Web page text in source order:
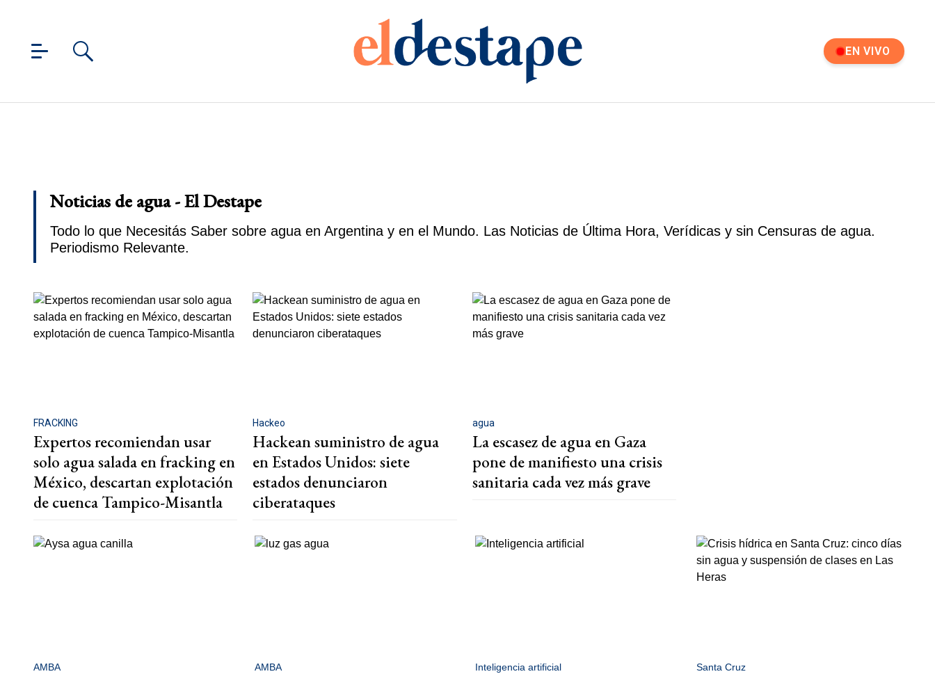
EN VIVO
Noticias de agua - El Destape
Todo lo que Necesitás Saber sobre agua en Argentina y en el Mundo. Las Noticias de Última Hora, Verídicas y sin Censuras de agua.
Periodismo Relevante.
FRACKING
Expertos recomiendan usar
solo agua salada en fracking en
México, descartan explotación
de cuenca Tampico-Misantla
Hackeo
Hackean suministro de agua
en Estados Unidos: siete
estados denunciaron
ciberataques
agua
La escasez de agua en Gaza
pone de manifiesto una crisis
sanitaria cada vez más grave
AMBA AMBA Inteligencia artificial Santa Cruz